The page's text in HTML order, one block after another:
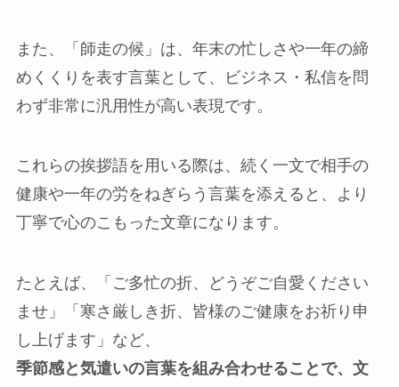
また、「師走の候」は、年末の忙しさや一年の締
めくくりを表す言葉として、ビジネス・私信を問
わず非常に汎用性が高い表現です。
これらの挨拶語を用いる際は、続く一文で相手の
健康や一年の労をねぎらう言葉を添えると、より
丁寧で心のこもった文章になります。
たとえば、「ご多忙の折、どうぞご自愛ください
ませ」「寒さ厳しき折、皆様のご健康をお祈り申
し上げます」など、
季節感と気遣いの言葉を組み合わせることで、文